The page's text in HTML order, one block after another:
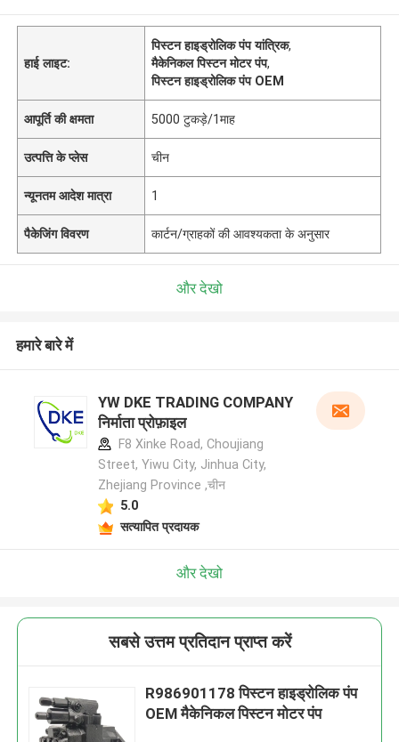
हाई लाइट:
पिस्टन हाइड्रोलिक पंप यांत्रिक,
मैकेनिकल पिस्टन मोटर पंप,
पिस्टन हाइड्रोलिक पंप OEM
आपूर्ति की क्षमता 5000 टुकड़े/1माह
उत्पत्ति के प्लेस चीन
न्यूनतम आदेश मात्रा 1
पैकेजिंग विवरण कार्टन/ग्राहकों की आवश्यकता के अनुसार
और देखो
हमारे बारे में
YW DKE TRADING COMPANY
निर्माता प्रोफ़ाइल
F8 Xinke Road, Choujiang
Street, Yiwu City, Jinhua City,
Zhejiang Province ,चीन
5.0
सत्यापित प्रदायक
और देखो
सबसे उत्तम प्रतिदान प्राप्त करें
R986901178 पिस्टन हाइड्रोलिक पंप
OEM मैकेनिकल पिस्टन मोटर पंप